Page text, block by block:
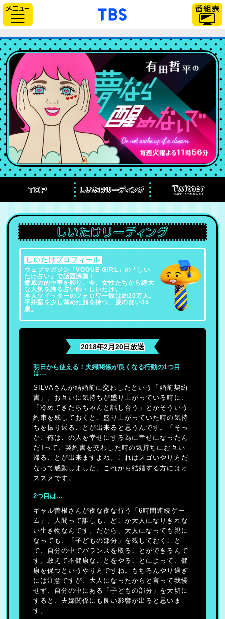
「TBSテレビ」トップペ
しいたけプロフィール
ウェブマガジン「VOGUE GIRL」の「しい
たけ占い」で話題沸騰！
脅威の的中率を誇り、今、女性たちから絶大
な人気を誇る占い師・しいたけ。
本人ツイッターのフォロワー数は約20万人。
平井堅を少し薄めた顔を持つ、腰の低い35
歳。
2018年2月20日放送
明日から使える！夫婦関係が良くなる行動の1つ目
は…
SILVAさんが結婚前に交わしたという「婚前契約
書」。お互いに気持ちが盛り上がっている時に、
「冷めてきたらちゃんと話し合う」とかそういう
約束を残しておくと、盛り上がっていた時の気持
ちを振り返ることが出来ると思うんです。「そっ
か、俺はこの人を幸せにする為に幸せになったん
だ｣って、契約書を交わした時の気持ちにお互い
帰ることが出来ますよね。これはスゴいやり方だ
なって感動しました、これから結婚する方にはオ
ススメです。
2つ目は…
ギャル曽根さんが夜な夜な行う「6時間連続ゲー
ム」。人間って誰しも、どこか大人になりきれな
い生き物なんです。だから、大人になっても親に
なっても、「子どもの部分」を残しておくこと
で、自分の中でバランスを取ることができるんで
す。敢えて不健康なことをやることによって、健
康を保つというやり方ですね。もちろんやり過ぎ
には注意ですが、大人になったからと言って我慢
せず、自分の中にある「子どもの部分」を大切に
すると、夫婦関係にも良い影響が出ると思いま
す。